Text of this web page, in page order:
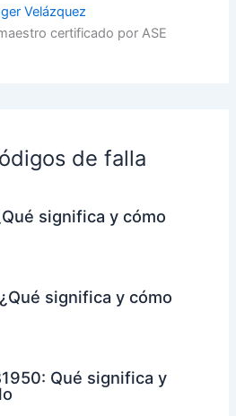
Velázquez
certificado por ASE
de falla
significa y cómo
significa y cómo
Qué significa y